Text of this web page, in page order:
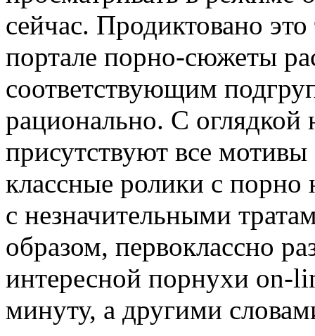
сейчас. Продиктовано
портале порно-сюжеты
соответствующим
рационально. С оглядкой
присутствуют все мотивы
классные ролики с порно
с незначительными
образом, первоклассно
интересной порнухи
минуту, а другими